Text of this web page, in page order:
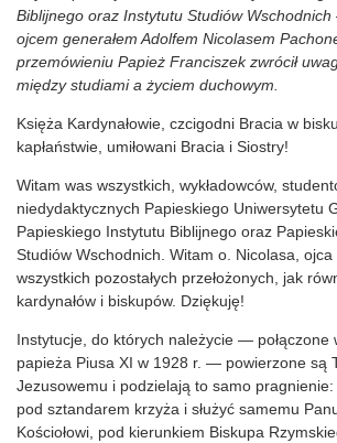
Biblijnego oraz Instytutu Studiów
ojcem generałem Adolfem Nicolasem
przemówieniu Papież Franciszek zwrócił
między studiami a życiem duchowym.
Księża Kardynałowie, czcigodni Bracia w
kapłaństwie, umiłowani Bracia i Siostry!
Witam was wszystkich, wykładowców,
niedydaktycznych Papieskiego Uniwersytetu
Papieskiego Instytutu Biblijnego oraz
Studiów Wschodnich. Witam o. Nicolasa,
wszystkich pozostałych przełożonych, jak
kardynałów i biskupów. Dziękuję!
Instytucje, do których należycie — połączone
papieża Piusa XI w 1928 r. — powierzone są
Jezusowemu i podzielają to samo
pod sztandarem krzyża i służyć samemu
Kościołowi, pod kierunkiem Biskupa